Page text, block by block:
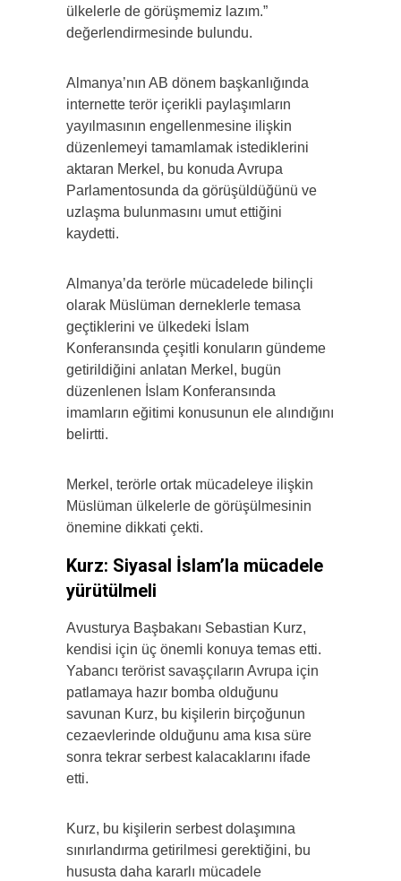
ülkelerle de görüşmemiz lazım.”
değerlendirmesinde bulundu.
Almanya’nın AB dönem başkanlığında
internette terör içerikli paylaşımların
yayılmasının engellenmesine ilişkin
düzenlemeyi tamamlamak istediklerini
aktaran Merkel, bu konuda Avrupa
Parlamentosunda da görüşüldüğünü ve
uzlaşma bulunmasını umut ettiğini
kaydetti.
Almanya’da terörle mücadelede bilinçli
olarak Müslüman derneklerle temasa
geçtiklerini ve ülkedeki İslam
Konferansında çeşitli konuların gündeme
getirildiğini anlatan Merkel, bugün
düzenlenen İslam Konferansında
imamların eğitimi konusunun ele alındığını
belirtti.
Merkel, terörle ortak mücadeleye ilişkin
Müslüman ülkelerle de görüşülmesinin
önemine dikkati çekti.
Kurz: Siyasal İslam’la mücadele
yürütülmeli
Avusturya Başbakanı Sebastian Kurz,
kendisi için üç önemli konuya temas etti.
Yabancı terörist savaşçıların Avrupa için
patlamaya hazır bomba olduğunu
savunan Kurz, bu kişilerin birçoğunun
cezaevlerinde olduğunu ama kısa süre
sonra tekrar serbest kalacaklarını ifade
etti.
Kurz, bu kişilerin serbest dolaşımına
sınırlandırma getirilmesi gerektiğini, bu
hususta daha kararlı mücadele